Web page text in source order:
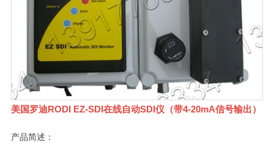
美国罗迪RODI EZ-SDI在线自动SDI仪（带4-20mA信号输出）
产品简述：